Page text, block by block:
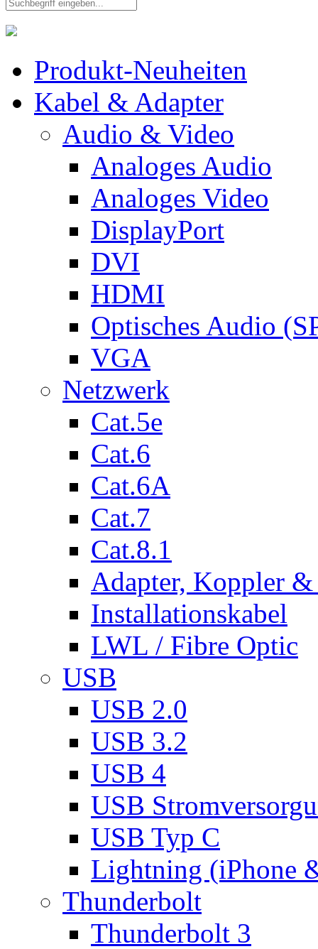
Produkt-Neuheiten
Kabel & Adapter
Audio & Video
Analoges Audio
Analoges Video
DisplayPort
DVI
HDMI
Optisches Audio
VGA
Netzwerk
Cat.5e
Cat.6
Cat.6A
Cat.7
Cat.8.1
Adapter, Koppler &
Installationskabel
LWL / Fibre Optic
USB
USB 2.0
USB 3.2
USB 4
USB
USB Typ C
Lightning (iPhone
Thunderbolt
Thunderbolt 3